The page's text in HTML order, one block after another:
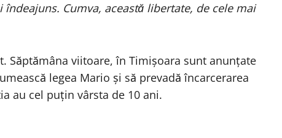
Cumva, această libertate, de cele mai
Săptămâna viitoare, în Timișoara sunt anunțate
legea Mario și să prevadă încarcerarea
au cel puțin vârsta de 10 ani.